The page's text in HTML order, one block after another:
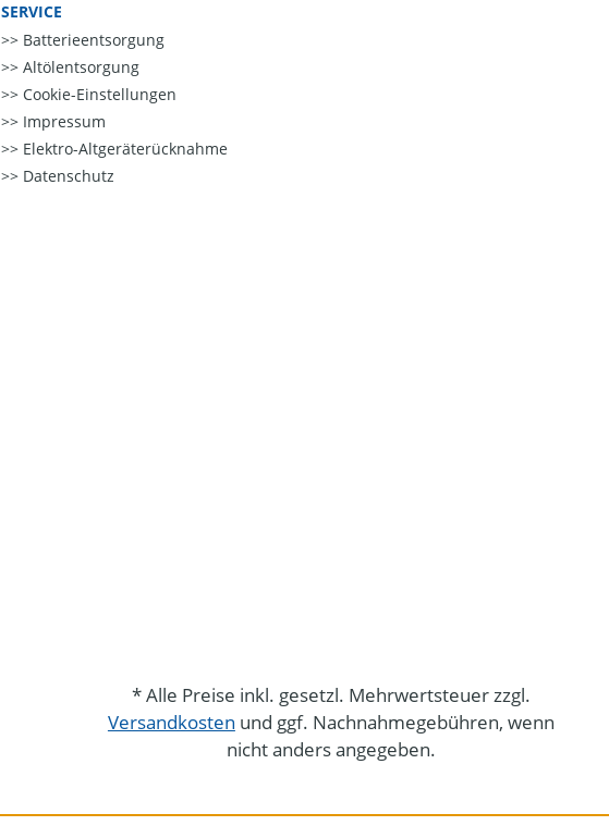
SERVICE
Batterieentsorgung
Altölentsorgung
Cookie-Einstellungen
Impressum
Elektro-Altgeräterücknahme
Datenschutz
* Alle Preise inkl. gesetzl. Mehrwertsteuer zzgl.
Versandkosten und ggf. Nachnahmegebühren, wenn
nicht anders angegeben.